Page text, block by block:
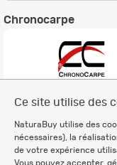
Ce site utilise des
NaturaBuy utilise des
nécessaires), la
de votre expérience
Vous pouvez accepter,
Chronocarpe
Charte éthique
Mentions légales